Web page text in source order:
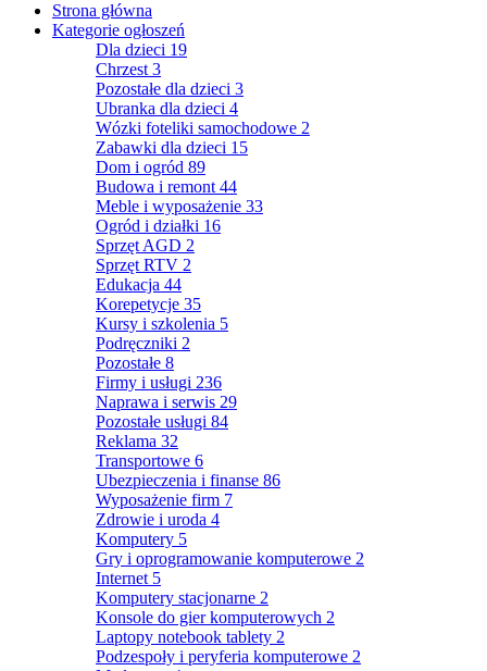
Strona główna
Kategorie ogłoszeń
Dla dzieci 19
Chrzest 3
Pozostałe dla dzieci 3
Ubranka dla dzieci 4
Wózki foteliki samochodowe 2
Zabawki dla dzieci 15
Dom i ogród 89
Budowa i remont 44
Meble i wyposażenie 33
Ogród i działki 16
Sprzęt AGD 2
Sprzęt RTV 2
Edukacja 44
Korepetycje 35
Kursy i szkolenia 5
Podręczniki 2
Pozostałe 8
Firmy i usługi 236
Naprawa i serwis 29
Pozostałe usługi 84
Reklama 32
Transportowe 6
Ubezpieczenia i finanse 86
Wyposażenie firm 7
Zdrowie i uroda 4
Komputery 5
Gry i oprogramowanie komputerowe 2
Internet 5
Komputery stacjonarne 2
Konsole do gier komputerowych 2
Laptopy notebook tablety 2
Podzespoły i peryferia komputerowe 2